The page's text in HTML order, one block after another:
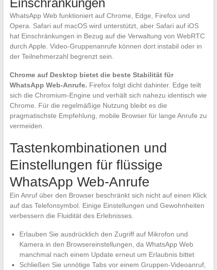
Einschränkungen
WhatsApp Web funktioniert auf Chrome, Edge, Firefox und
Opera. Safari auf macOS wird unterstützt, aber Safari auf iOS
hat Einschränkungen in Bezug auf die Verwaltung von WebRTC
durch Apple. Video-Gruppenanrufe können dort instabil oder in
der Teilnehmerzahl begrenzt sein.
Chrome auf Desktop bietet die beste Stabilität für
WhatsApp Web-Anrufe. Firefox folgt dicht dahinter. Edge teilt
sich die Chromium-Engine und verhält sich nahezu identisch wie
Chrome. Für die regelmäßige Nutzung bleibt es die
pragmatischste Empfehlung, mobile Browser für lange Anrufe zu
vermeiden.
Tastenkombinationen und
Einstellungen für flüssige
WhatsApp Web-Anrufe
Ein Anruf über den Browser beschränkt sich nicht auf einen Klick
auf das Telefonsymbol. Einige Einstellungen und Gewohnheiten
verbessern die Fluidität des Erlebnisses.
Erlauben Sie ausdrücklich den Zugriff auf Mikrofon und
Kamera in den Browsereinstellungen, da WhatsApp Web
manchmal nach einem Update erneut um Erlaubnis bittet
Schließen Sie unnötige Tabs vor einem Gruppen-Videoanruf,